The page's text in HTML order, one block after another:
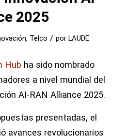
2025
, Telco / por LAUDE
Hub ha sido nombrado
a nivel mundial del
AI-RAN Alliance 2025.
presentadas, el
avances revolucionarios